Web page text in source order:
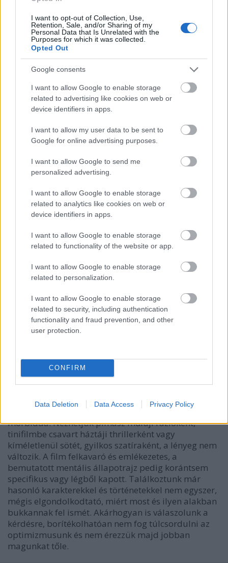
I want to opt-out of Collection, Use,
Retention, Sale, and/or Sharing of my
Personal Data that Is Unrelated with the
Purposes for which it was collected.
Opted Out
Google consents
I want to allow Google to enable storage
related to advertising like cookies on web or
device identifiers in apps.
I want to allow my user data to be sent to
Google for online advertising purposes.
I want to allow Google to send me
personalized advertising.
I want to allow Google to enable storage
related to analytics like cookies on web or
device identifiers in apps.
I want to allow Google to enable storage
related to functionality of the website or app.
I want to allow Google to enable storage
related to personalization.
I want to allow Google to enable storage
related to security, including authentication
functionality and fraud prevention, and other
user protection.
CONFIRM
Data Deletion Data Access Privacy Policy
felvillantja. A lányok életében semminek nincs
következménye vagy tétje, a szülők nem figyelnek
rájuk és a támogató-szabályozó közösség, az
egészséges emberi kapcsolatok is hiányoznak.
Amanda és Lily egész egyszerűen nem tanulta meg,
tekintettel kellene lenniük. Kegyetlen királynőként
uralkodnak a csillogóan szép, mégis borzongatóan
kietlen birodalmukban. Ez a fajta extrém,
patologikus egozimus bizonyára mindenkinek
ismerős lehet, aki olvasgatott már hozzászólásokat a
virtuális közösségi terekben.
A címben jelölt telivér nemcsak a maga konkrét
valóságában kap szerepet a történetben, de
rétegezett jelentést kap. Hősnőink az elviekben nem
létező amerikai arisztokrácia tagjai, a társadalom
Amerikai psycholapjairól már ismerős lehet, csak
épp itt nem mutogathatunk a pénzhajhász yuppie-
lánybarátságba oltja a szélsőséges
énközpontúságot, és éppen ettől válik igazán
morbiddá. Nézhetjük pimasz műfaji fúzióként,
tinifilmbe csavart háztáji thrillerként vagy
kíméletlenül sötét, gyilkos szatíraként, a lényeg nem
változik. A film felkavaró és emlékezetes, a
bemutatott mentális állapotrajz pedig korántsem
specifikus vagy légből kapott. Találkoztunk már
hasonló karakterekkel és történetekkel nem egyszer,
mégis elgondolkodtató, miért most és ilyen alakban
bukkannak fel ismét. Akárhogyan is válaszolunk a
kérdésre, borítékolhatóan nem fog túlcsordulni az
optimizmusunk és nem érezzük majd jobban
magunkat tőle.